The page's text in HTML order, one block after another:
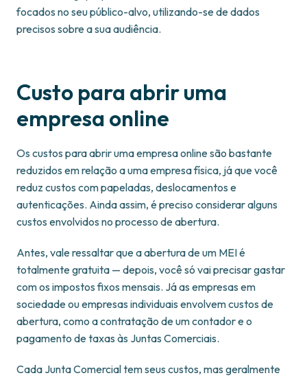
focados no seu público-alvo, utilizando-se de dados
precisos sobre a sua audiência.
Custo para abrir uma
empresa online
Os custos para abrir uma empresa online são bastante
reduzidos em relação a uma empresa física, já que você
reduz custos com papeladas, deslocamentos e
autenticações. Ainda assim, é preciso considerar alguns
custos envolvidos no processo de abertura.
Antes, vale ressaltar que a abertura de um MEI é
totalmente gratuita — depois, você só vai precisar gastar
com os impostos fixos mensais. Já as empresas em
sociedade ou empresas individuais envolvem custos de
abertura, como a contratação de um contador e o
pagamento de taxas às Juntas Comerciais.
Cada Junta Comercial tem seus custos, mas geralmente